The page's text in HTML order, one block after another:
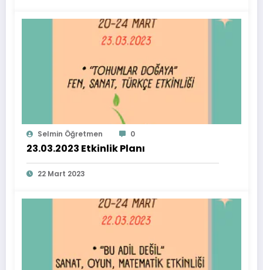
Selmin Öğretmen 0
23.03.2023 Etkinlik Planı
22 Mart 2023